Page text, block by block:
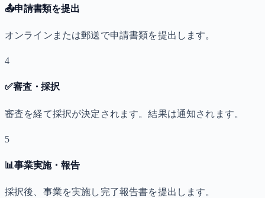
📤申請書類を提出
オンラインまたは郵送で申請書類を提出します。
4
✅審査・採択
審査を経て採択が決定されます。結果は通知されます。
5
📊事業実施・報告
採択後、事業を実施し完了報告書を提出します。